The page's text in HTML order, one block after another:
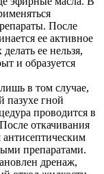
После
ее активное
ее нельзя,
и образуется
в том случае,
пазухе гной
проводится в
откачивания
антисептическим
препаратами.
дренаж,